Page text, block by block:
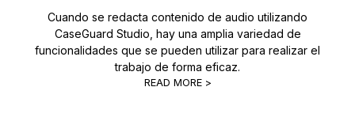
Cuando se redacta contenido de audio utilizando
CaseGuard Studio, hay una amplia variedad de
funcionalidades que se pueden utilizar para realizar el
trabajo de forma eficaz.
READ MORE >